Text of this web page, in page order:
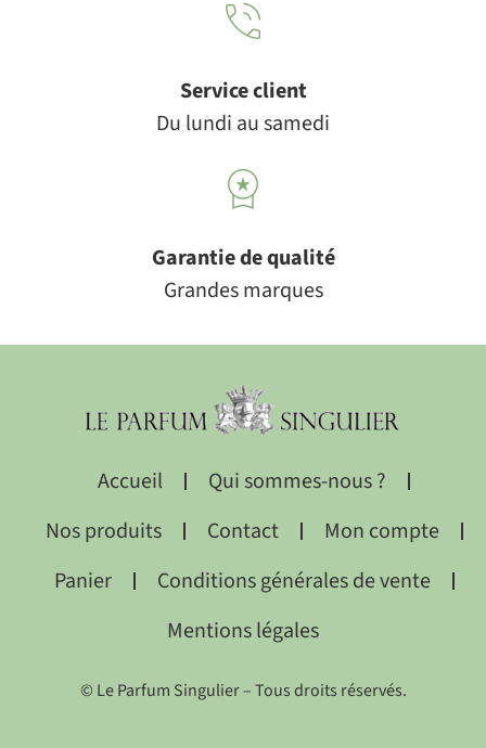
Service client
Du lundi au samedi
Garantie de qualité
Grandes marques
Accueil
Qui sommes-nous ?
Nos produits
Contact
Mon compte
Panier
Conditions générales de vente
Mentions légales
© Le Parfum Singulier – Tous droits réservés.